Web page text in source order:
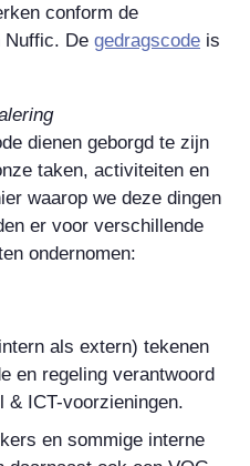
conform de
Nuffic. De gedragscode is
dienen geborgd te zijn
taken, activiteiten en
waarop we deze dingen
er voor verschillende
ondernomen:
als extern) tekenen
en regeling verantwoord
& ICT-voorzieningen.
en sommige interne